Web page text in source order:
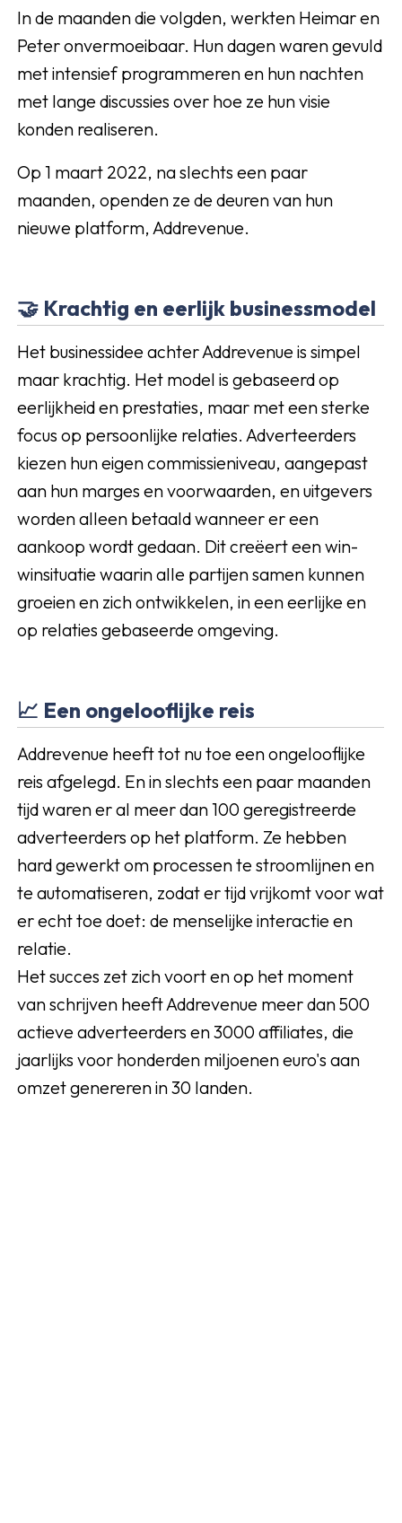
In de maanden die volgden, werkten Heimar en
Peter onvermoeibaar. Hun dagen waren gevuld
met intensief programmeren en hun nachten
met lange discussies over hoe ze hun visie
konden realiseren.
Op 1 maart 2022, na slechts een paar
maanden, openden ze de deuren van hun
nieuwe platform, Addrevenue.
🤝 Krachtig en eerlijk businessmodel
Het businessidee achter Addrevenue is simpel
maar krachtig. Het model is gebaseerd op
eerlijkheid en prestaties, maar met een sterke
focus op persoonlijke relaties. Adverteerders
kiezen hun eigen commissieniveau, aangepast
aan hun marges en voorwaarden, en uitgevers
worden alleen betaald wanneer er een
aankoop wordt gedaan. Dit creëert een win-
winsituatie waarin alle partijen samen kunnen
groeien en zich ontwikkelen, in een eerlijke en
op relaties gebaseerde omgeving.
📈 Een ongelooflijke reis
Addrevenue heeft tot nu toe een ongelooflijke
reis afgelegd. En in slechts een paar maanden
tijd waren er al meer dan 100 geregistreerde
adverteerders op het platform. Ze hebben
hard gewerkt om processen te stroomlijnen en
te automatiseren, zodat er tijd vrijkomt voor wat
er echt toe doet: de menselijke interactie en
relatie.
Het succes zet zich voort en op het moment
van schrijven heeft Addrevenue meer dan 500
actieve adverteerders en 3000 affiliates, die
jaarlijks voor honderden miljoenen euro's aan
omzet genereren in 30 landen.